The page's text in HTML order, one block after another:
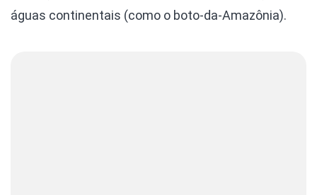
águas continentais (como o boto-da-Amazônia).